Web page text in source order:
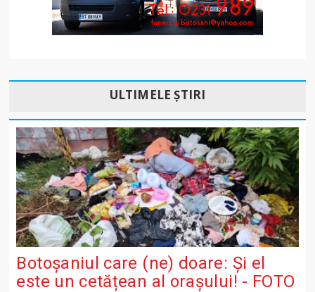
ULTIMELE ȘTIRI
Botoșaniul care (ne) doare: Și el
este un cetățean al orașului! - FOTO